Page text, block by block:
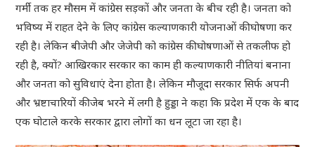
गर्मी तक हर मौसम में कांग्रेस सड़कों और जनता के बीच रही है। जनता को
भविष्य में राहत देने के लिए कांग्रेस कल्याणकारी योजनाओं की घोषणा कर
रही है। लेकिन बीजेपी और जेजेपी को कांग्रेस की घोषणाओं से तकलीफ हो
रही है, क्यों? आखिरकार सरकार का काम ही कल्याणकारी नीतियां बनाना
और जनता को सुविधाएं देना होता है। लेकिन मौजूदा सरकार सिर्फ अपनी
और भ्रष्टाचारियों की जेब भरने में लगी है हुड्डा ने कहा कि प्रदेश में एक के बाद
एक घोटाले करके सरकार द्वारा लोगों का धन लूटा जा रहा है।